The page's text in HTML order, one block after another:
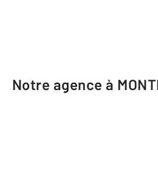
Notre agence à